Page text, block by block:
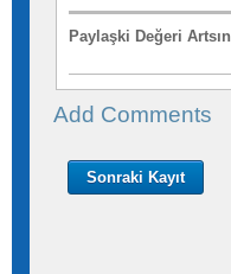
Paylaşki Değeri Artsın
Add Comments
Sonraki Kayıt